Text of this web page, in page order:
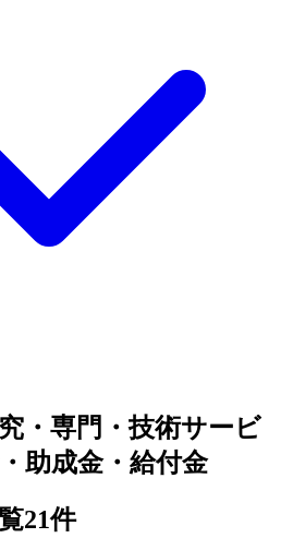
・専門・技術サービ
助成金・給付金
21件